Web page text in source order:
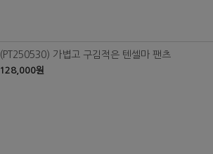
(PT250530) 가볍고 구김적은 텐셀마 팬츠
128,000원